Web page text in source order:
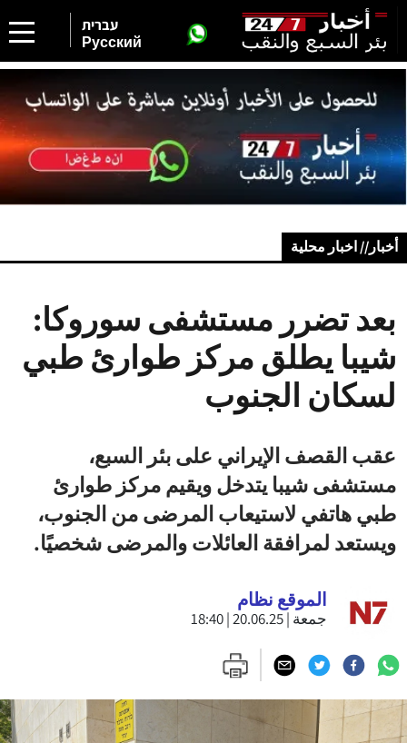
עברית
Русский
أخبار// اخبار محلية
بعد تضرر مستشفى سوروكا:
شيبا يطلق مركز طوارئ طبي
لسكان الجنوب
عقب القصف الإيراني على بئر السبع،
مستشفى شيبا يتدخل ويقيم مركز طوارئ
طبي هاتفي لاستيعاب المرضى من الجنوب،
ويستعد لمرافقة العائلات والمرضى شخصيًا.
الموقع نظام
جمعة | 20.06.25 | 18:40